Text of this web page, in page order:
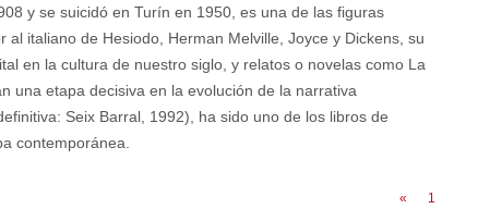
y se suicidó en Turín en 1950, es una de las figuras
italiano de Hesiodo, Herman Melville, Joyce y Dickens, su
en la cultura de nuestro siglo, y relatos o novelas como La
una etapa decisiva en la evolución de la narrativa
Seix Barral, 1992), ha sido uno de los libros de
contemporánea.
« 1